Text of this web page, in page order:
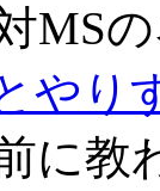
MS
やり
に教